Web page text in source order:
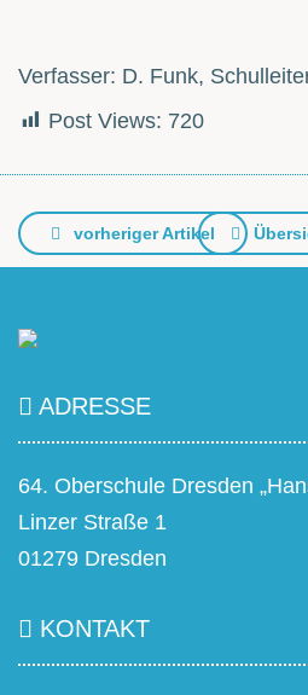
Verfasser: D. Funk,
Post Views: 720
vorheriger Artikel
ADRESSE
64. Oberschule Dresden
Linzer Straße 1
01279 Dresden
KONTAKT